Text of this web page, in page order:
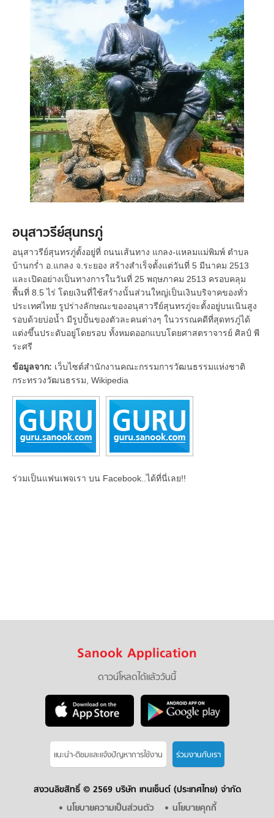
อนุสาวรีย์สุนทรภู่
อนุสาวรีย์สุนทรภู่ตั้งอยู่ที่ ถนนเส้นทาง แกลง-แหลมแม่พิมพ์ ตำบล
บ้านกร่ำ อ.แกลง จ.ระยอง สร้างสำเร็จตั้งแต่วันที่ 5 มีนาคม 2513
และเปิดอย่างเป็นทางการในวันที่ 25 พฤษภาคม 2513 ครอบคลุม
พื้นที่ 8.5 ไร่ โดยเงินที่ใช้สร้างนั้นส่วนใหญ่เป็นเงินบริจาคของทั่ว
ประเทศไทย รูปร่างลักษณะของอนุสาวรีย์สุนทรภู่จะตั้งอยู่บนเนินสูง
รอบด้วยบ่อน้ำ มีรูปปั้นของตัวละคนต่างๆ ในวรรณคดีที่สุดทรภู่ได้
แต่งขึ้นประดับอยู่โดยรอบ ทั้งหมดออกแบบโดยศาสตราจารย์ ศิลป์ พี
ระศรี
ข้อมูลจาก: เว็บไซต์สำนักงานคณะกรรมการวัฒนธรรมแห่งชาติ
กระทรวงวัฒนธรรม, Wikipedia
ร่วมเป็นแฟนเพจเรา บน Facebook..ได้ที่นี่เลย!!
Sanook Application
ดาวน์โหลดได้แล้ววันนี้
แนะนำ-ติชมเเละแจ้งปัญหาการใช้งาน ร่วมงานกับเรา
สงวนลิขสิทธิ์ © 2569 บริษัท เทนเซ็นต์ (ประเทศไทย) จำกัด
นโยบายความเป็นส่วนตัว
นโยบายคุกกี้